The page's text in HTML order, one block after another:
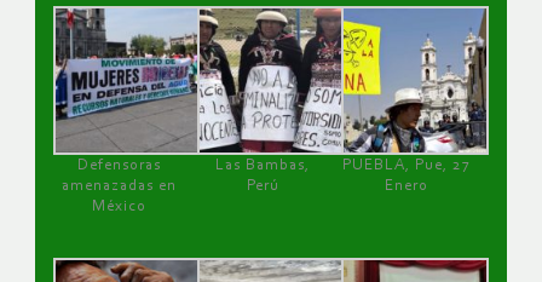
Defensoras
amenazadas en
México
Las Bambas,
Perú
PUEBLA, Pue, 27
Enero